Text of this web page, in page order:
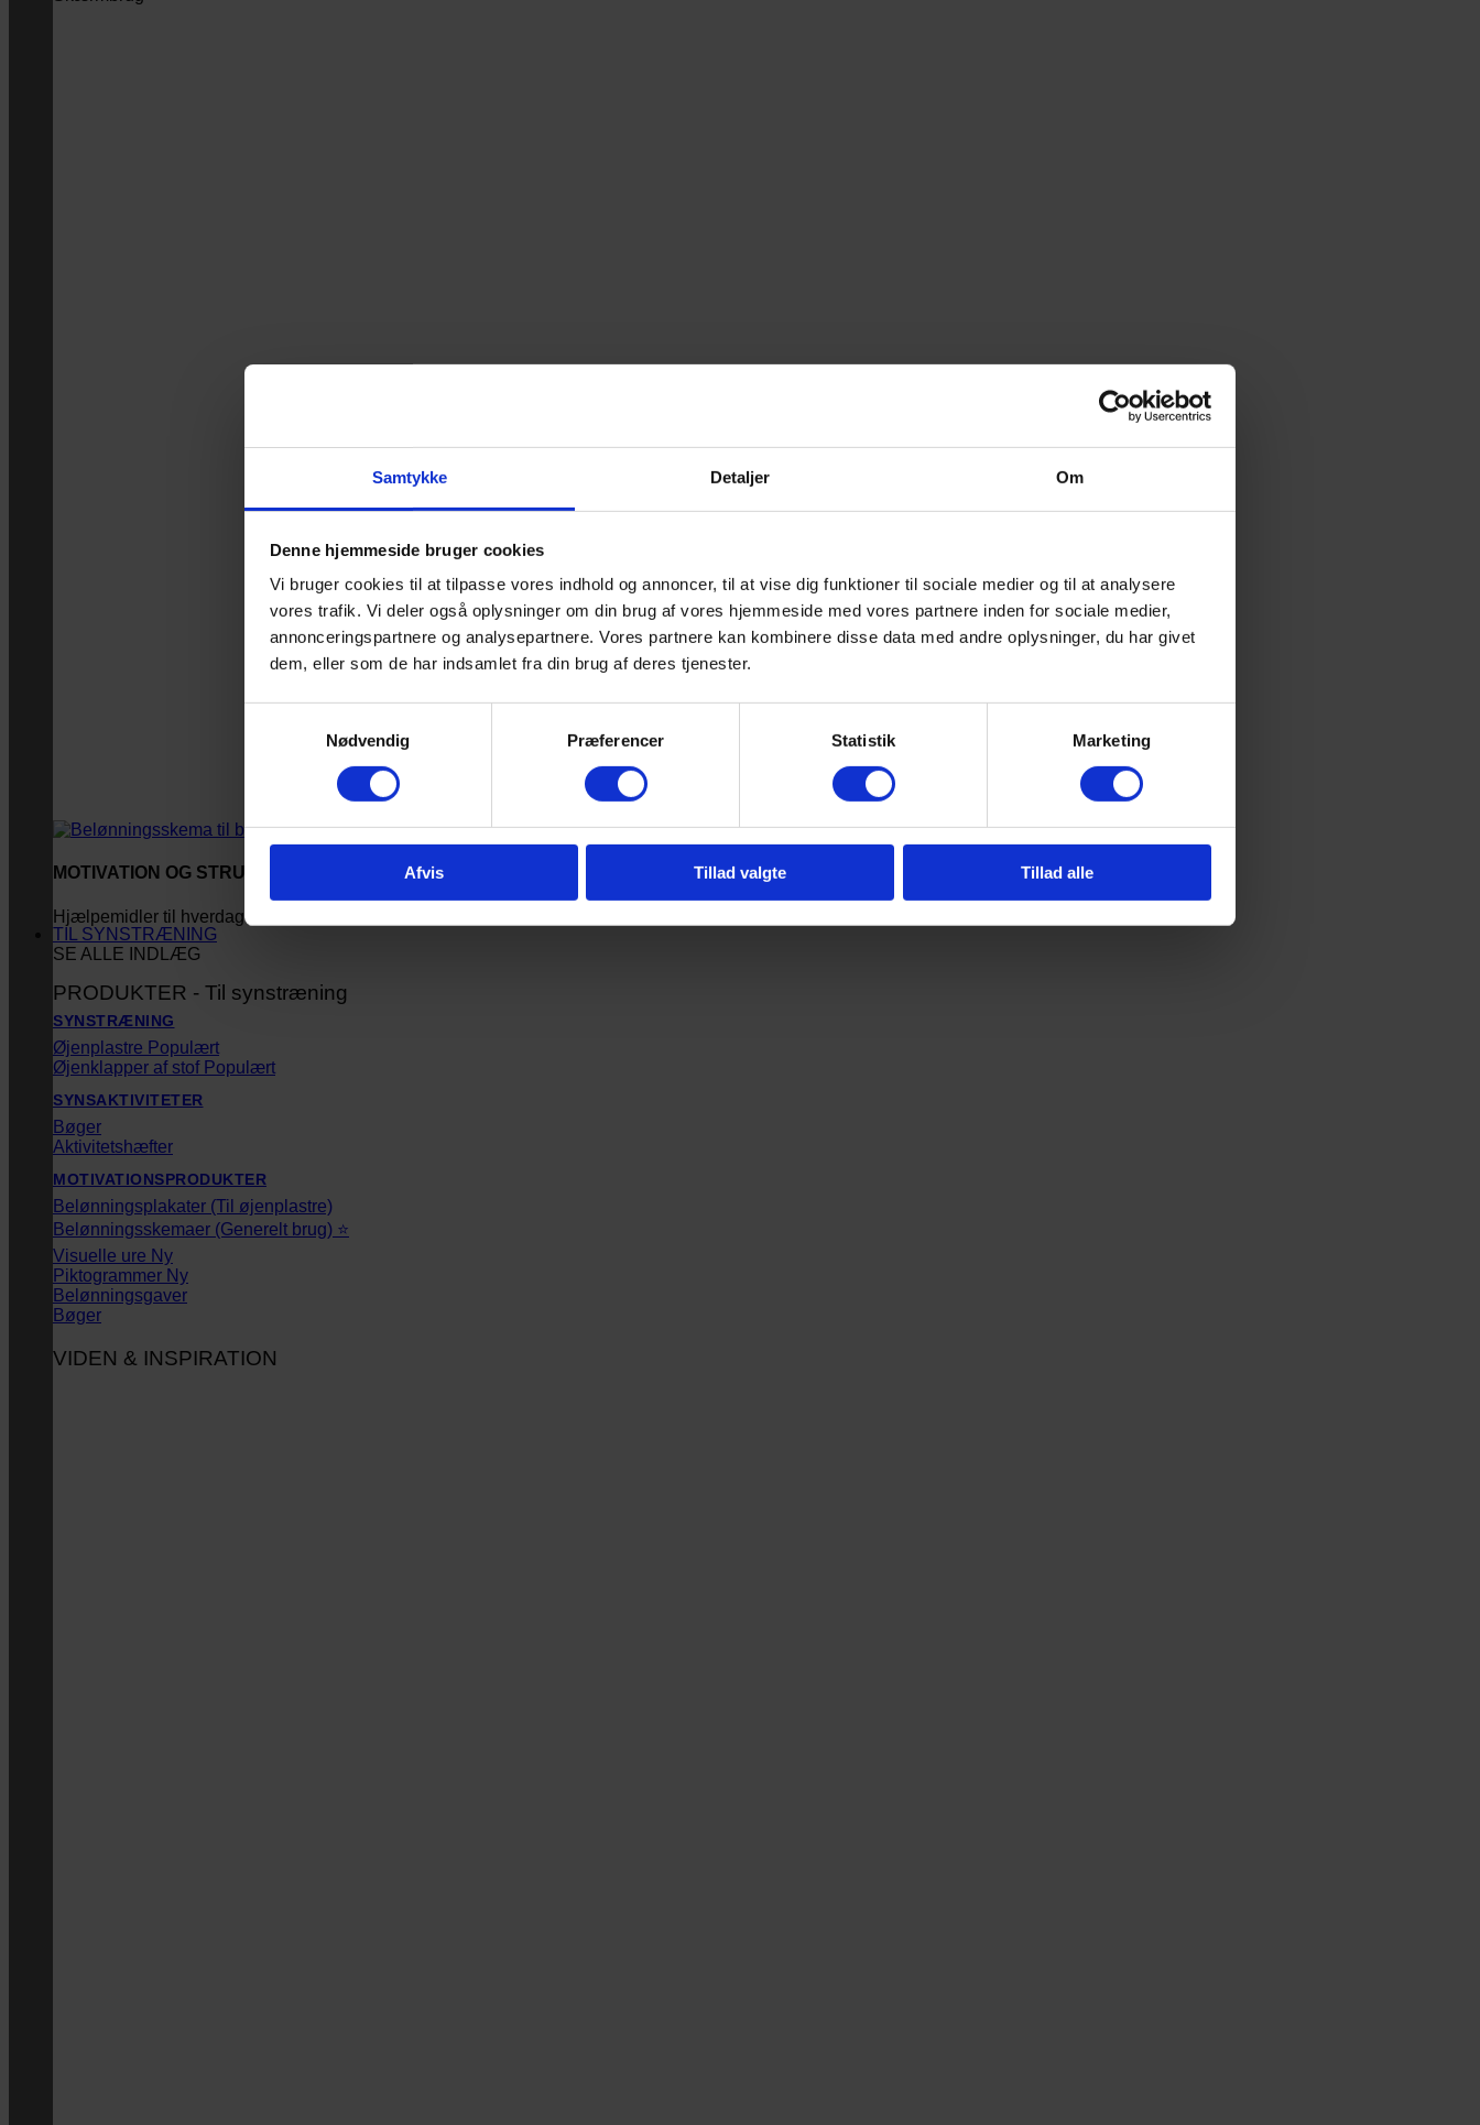
Samtykke Detaljer Om
Denne hjemmeside bruger cookies
Vi bruger cookies til at tilpasse vores indhold og annoncer, til at vise dig funktioner til sociale medier og til at analysere
vores trafik. Vi deler også oplysninger om din brug af vores hjemmeside med vores partnere inden for sociale medier,
annonceringspartnere og analysepartnere. Vores partnere kan kombinere disse data med andre oplysninger, du har givet
dem, eller som de har indsamlet fra din brug af deres tjenester.
Nødvendig
Præferencer Statistik Marketing
Afvis Tillad valgte Tillad alle
MOTIVATION OG STRUKTUR
Hjælpemidler til hverdagen
SE ALLE INDLÆG
TIL SYNSTRÆNING
PRODUKTER - Til synstræning
SYNSTRÆNING
Øjenplastre
Øjenklapper af stof
SYNSAKTIVITETER
Bøger
Aktivitetshæfter
MOTIVATIONSPRODUKTER
Belønningsplakater (Til øjenplastre)
Belønningsskemaer (Generelt brug) ⭐
Visuelle ure
Piktogrammer
Belønningsgaver
Bøger
VIDEN & INSPIRATION